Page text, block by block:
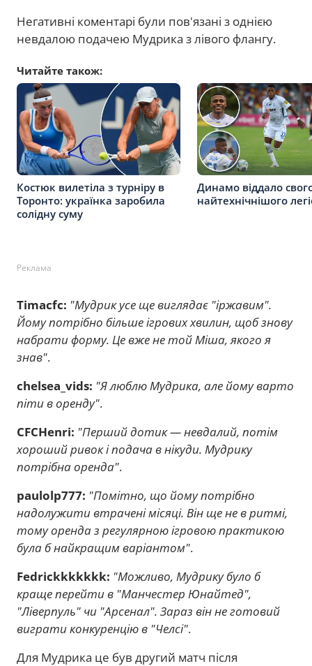
Негативні коментарі були пов'язані з однією
невдалою подачею Мудрика з лівого флангу.
Читайте також:
Костюк вилетіла з турніру в
Торонто: українка заробила
солідну суму
Динамо віддало
найтехнічнішого
Реклама
Timacfc: "Мудрик усе ще виглядає "іржавим".
Йому потрібно більше ігрових хвилин, щоб знову
набрати форму. Це вже не той Міша, якого я
знав".
chelsea_vids: "Я люблю Мудрика, але йому варто
піти в оренду".
CFCHenri: "Перший дотик — невдалий, потім
хороший ривок і подача в нікуди. Мудрику
потрібна оренда".
paulolp777: "Помітно, що йому потрібно
надолужити втрачені місяці. Він ще не в ритмі,
тому оренда з регулярною ігровою практикою
була б найкращим варіантом".
Fedrickkkkkkk: "Можливо, Мудрику було б
краще перейти в "Манчестер Юнайтед",
"Ліверпуль" чи "Арсенал". Зараз він не готовий
виграти конкуренцію в "Челсі".
Для Мудрика це був другий матч після